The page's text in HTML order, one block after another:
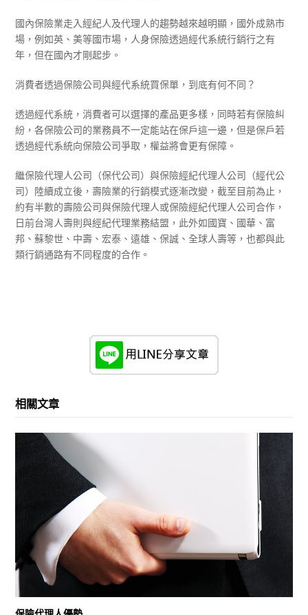
國內保險業走入經紀人及代理人的趨勢越來越明顯，國外成熟市
場，例如英、美等國市場，人身保險透過經代系統行銷行之有
年，但在國內才剛起步。
消費者透過保險公司與經代系統買保單，到底有何不同？
透過經代系統，消費者可以選擇的產品更多樣，同時若有保險糾
紛，各保險公司的業務員不一定能站在保戶這一邊，但是保戶若
透過經代系統向保險公司爭取，權益將會更有保障。
繼保險代理人公司（保代公司）與保險經紀代理人公司（經代公
司）陸續成立後，壽險業的行銷模式逐漸改變，截至目前為止，
約有半數的壽險公司與保險代理人或保險經紀代理人公司合作，
日前台灣人壽則與經紀代理業務結盟，此外如國寶、國華、富
邦、蘇黎世、中壽、宏泰、遠雄、保誠、全球人壽等，也都與此
類行銷通路有不同程度的合作。
相關文章